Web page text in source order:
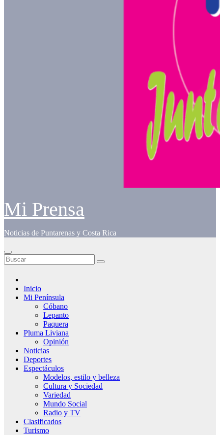
Mi Prensa
Noticias de Puntarenas y Costa Rica
Inicio
Mi Península
Cóbano
Lepanto
Paquera
Pluma Liviana
Opinión
Noticias
Deportes
Espectáculos
Modelos, estilo y belleza
Cultura y Sociedad
Variedad
Mundo Social
Radio y TV
Clasificados
Turismo